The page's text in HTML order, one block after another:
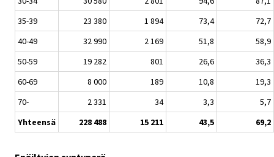
35-39
23 380 1 894 73,4
72,7
40-49
32 990 2 169 51,8
58,9
50-59
19 282 801 26,6
36,3
60-69
8 000 189 10,8
19,3
70-
2 331 34 3,3
5,7
Yhteensä
228 488 15 211 43,5 69,2